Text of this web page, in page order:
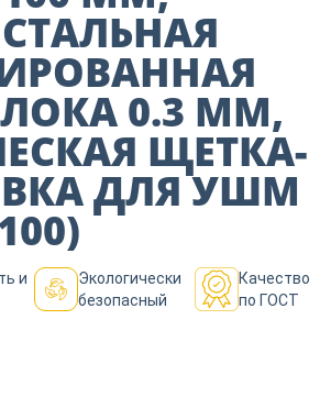
0.3 ММ,
ЩЕТКА-
ДЛЯ УШМ
и
Экологически
безопасный
Качество
по ГОСТ